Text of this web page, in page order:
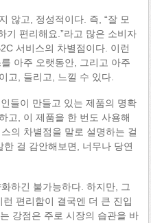
않고, 정성적이다. 즉, “잘 모
기 편리해요.”라고 많은 소비자
서비스의 차별점이다. 이런
아주 오랫동안, 그리고 아주
고, 들리고, 느낄 수 있다.
들이 만들고 있는 제품의 명확
고, 이 제품을 한 번도 사용해
의 차별점을 말로 설명하는 걸
걸 감안해보면, 너무나 당연
하긴 불가능하다. 하지만, 그
편리함이 결국엔 더 큰 진입
강점은 주로 시장의 습관을 바